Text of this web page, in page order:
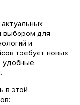
выбором для
и
требует новых
удобные,
в этой